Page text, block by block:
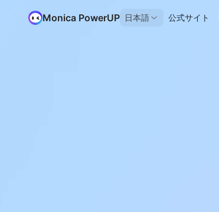
Monica PowerUP 日本語 公式サイト